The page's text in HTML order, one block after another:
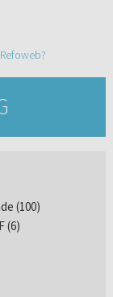
(100)
(6)